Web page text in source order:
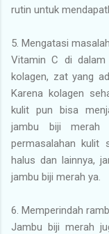
rutin untuk
5. Mengatasi
Vitamin C di dalam
kolagen, zat yang
Karena kolagen
kulit pun bisa
jambu biji merah
permasalahan kulit
halus dan lainnya,
jambu biji merah ya.
6. Memperindah
Jambu biji merah